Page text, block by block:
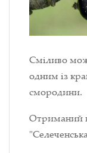
Сміливо
одним із
смородини.
Отриманий в